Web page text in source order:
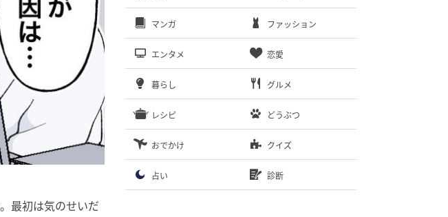
最初は気のせいだ
マンガ ファッション
エンタメ 恋愛
暮らし グルメ
レシピ どうぶつ
おでかけ クイズ
占い 診断